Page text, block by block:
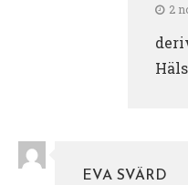
2
EVA SVÄRD